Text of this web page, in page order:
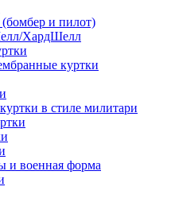
и пилот)
ХардШелл
куртки
в стиле милитари
и военная форма